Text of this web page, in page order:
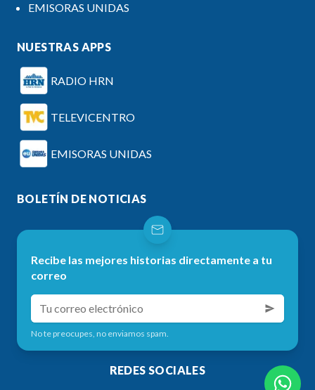
EMISORAS UNIDAS
NUESTRAS APPS
RADIO HRN
TELEVICENTRO
EMISORAS UNIDAS
BOLETÍN DE NOTICIAS
Recibe las mejores historias directamente a tu
correo
No te preocupes, no enviamos spam.
REDES SOCIALES